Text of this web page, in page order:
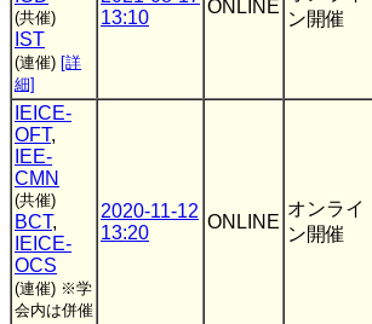
(共催)
IST
(連催) [詳
細]
13:10
ONLINE
ン開催
IEICE-
OFT,
IEE-
CMN
(共催)
BCT,
IEICE-
OCS
(連催) ※学
会内は併催
2020-11-12
13:20
ONLINE
オンライ
ン開催